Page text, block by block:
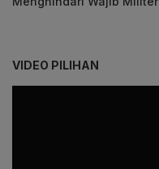
VIDEO PILIHAN